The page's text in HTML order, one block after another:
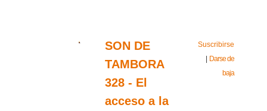
SON DE
TAMBORA
328 - El
acceso a la
Suscribirse
Darse de
baja